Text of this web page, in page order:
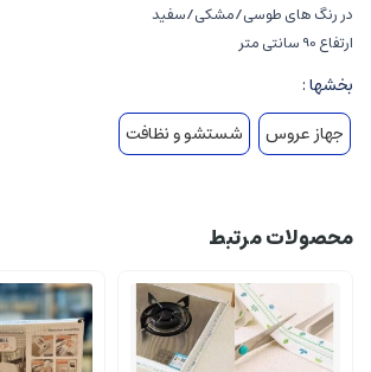
در رنگ های طوسی/مشکی/سفید
ارتفاع 90 سانتی متر
بخشها :
جهاز عروس
شستشو و نظافت
محصولات مرتبط